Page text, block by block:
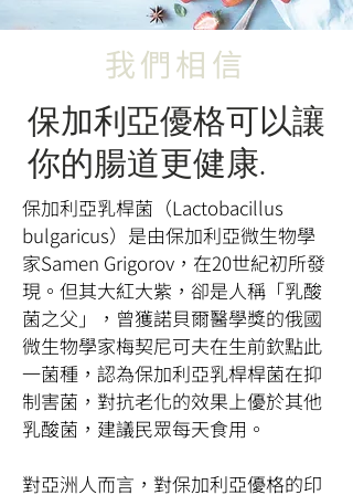
我們相信
​保加利亞優格可以讓
你的腸道更健康.
保加利亞乳桿菌（Lactobacillus
bulgaricus）是由保加利亞微生物學
家Samen Grigorov，在20世紀初所發
現。但其大紅大紫，卻是人稱「乳酸
菌之父」，曾獲諾貝爾醫學獎的俄國
微生物學家梅契尼可夫在生前欽點此
一菌種，認為保加利亞乳桿桿菌在抑
制害菌，對抗老化的效果上優於其他
乳酸菌，建議民眾每天食用。​
對亞洲人而言，對保加利亞優格的印